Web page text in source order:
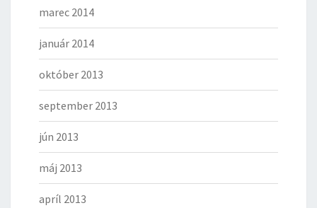
marec 2014
január 2014
október 2013
september 2013
jún 2013
máj 2013
apríl 2013